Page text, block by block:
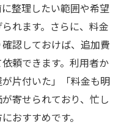
整理したい範囲や希望
れます。さらに、料金
認しておけば、追加費
頼できます。利用者か
片付いた」「料金も明
寄せられており、忙し
おすすめです。